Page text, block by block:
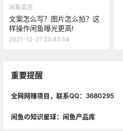
闲鱼卖货
文案怎么写？图片怎么拍？这
样操作闲鱼曝光更高!
2021-12-27 23:43:54
重要提醒
全网网赚项目，联系QQ：3680295
闲鱼の知识星球：闲鱼产品库